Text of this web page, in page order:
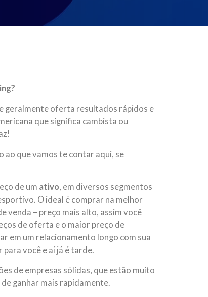
geralmente oferta resultados rápidos e
que significa cambista ou
ao que vamos te contar aqui, se
de um ativo, em diversos segmentos
O ideal é comprar na melhor
venda – preço mais alto, assim você
de oferta e o maior preço de
em um relacionamento longo com sua
você e aí já é tarde.
de empresas sólidas, que estão muito
ganhar mais rapidamente.